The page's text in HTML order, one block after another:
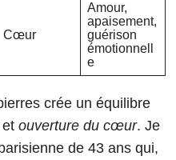
Cœur
Amour,
apaisement,
guérison
émotionnell
e
crée un équilibre
et ouverture du cœur. Je
de 43 ans qui,